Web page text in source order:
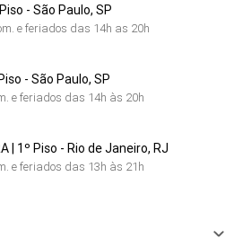
- São Paulo, SP
e feriados das 14h as 20h
- São Paulo, SP
e feriados das 14h às 20h
| 1º Piso - Rio de Janeiro, RJ
e feriados das 13h às 21h